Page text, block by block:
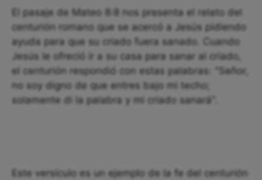
El pasaje de Mateo 8:8 nos presenta el relato del
centurión romano que se acercó a Jesús pidiendo
ayuda para que su criado fuera sanado. Cuando
Jesús le ofreció ir a su casa para sanar al criado,
el centurión respondió con estas palabras: "Señor,
no soy digno de que entres bajo mi techo;
solamente di la palabra y mi criado sanará".
Este versículo es un ejemplo de la fe del centurión